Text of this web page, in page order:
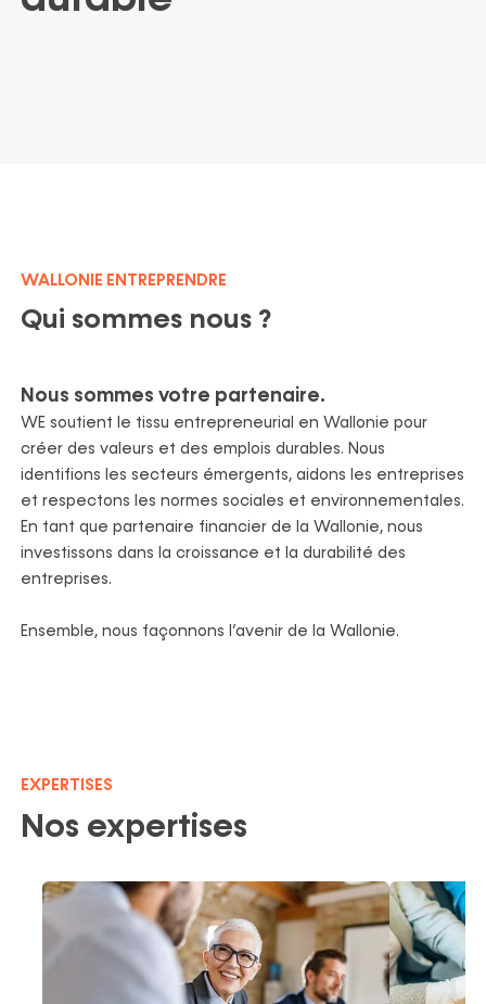
WALLONIE ENTREPRENDRE
Qui sommes nous ?
Nous sommes votre partenaire.
WE soutient le tissu entrepreneurial en Wallonie pour
créer des valeurs et des emplois durables. Nous
identifions les secteurs émergents, aidons les entreprises
et respectons les normes sociales et environnementales.
En tant que partenaire financier de la Wallonie, nous
investissons dans la croissance et la durabilité des
entreprises.
Ensemble, nous façonnons l’avenir de la Wallonie.
EXPERTISES
Nos expertises